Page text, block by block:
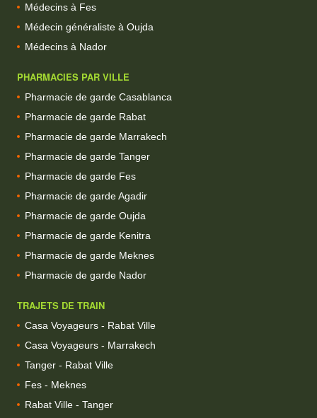
Médecins à Fes
Médecin généraliste à Oujda
Médecins à Nador
PHARMACIES PAR VILLE
Pharmacie de garde Casablanca
Pharmacie de garde Rabat
Pharmacie de garde Marrakech
Pharmacie de garde Tanger
Pharmacie de garde Fes
Pharmacie de garde Agadir
Pharmacie de garde Oujda
Pharmacie de garde Kenitra
Pharmacie de garde Meknes
Pharmacie de garde Nador
TRAJETS DE TRAIN
Casa Voyageurs - Rabat Ville
Casa Voyageurs - Marrakech
Tanger - Rabat Ville
Fes - Meknes
Rabat Ville - Tanger